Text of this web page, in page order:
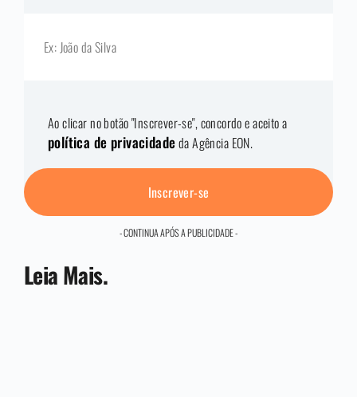
Ao clicar no botão "Inscrever-se", concordo e aceito a
política de privacidadeda Agência EON.
Inscrever-se
- CONTINUA APÓS A PUBLICIDADE -
Leia Mais.